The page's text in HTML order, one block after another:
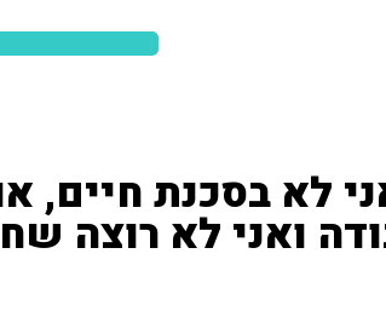
לא בסכנת חיים,
ואני לא רוצה